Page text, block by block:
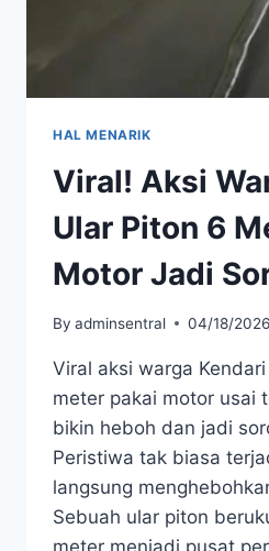
HAL MENARIK
Viral! Aksi
Ular Piton 6
Motor Jadi
By adminsentral 04/18/2026
Viral aksi warga
meter pakai motor usai
bikin heboh dan jadi
Peristiwa tak biasa
langsung
Sebuah ular piton
meter menjadi pusat